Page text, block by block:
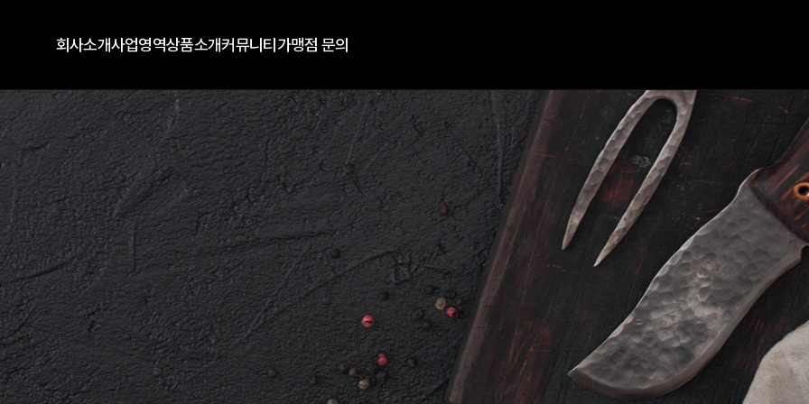
회사소개사업영역상품소개커뮤니티가맹점 문의